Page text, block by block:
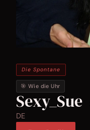
Die Spontane
🎯 Wie die Uhr
Sexy_Sue
DE